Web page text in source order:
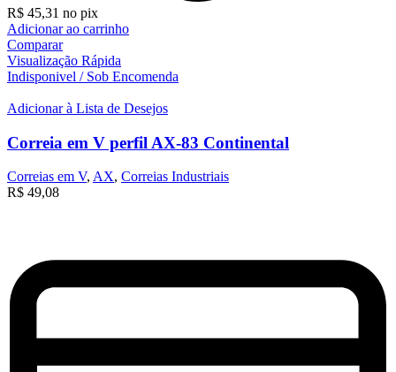
R$ 45,31 no pix
Adicionar ao carrinho
Comparar
Visualização Rápida
Indisponivel / Sob Encomenda
Adicionar à Lista de Desejos
Correia em V perfil AX-83 Continental
Correias em V, AX, Correias Industriais
R$ 49,08